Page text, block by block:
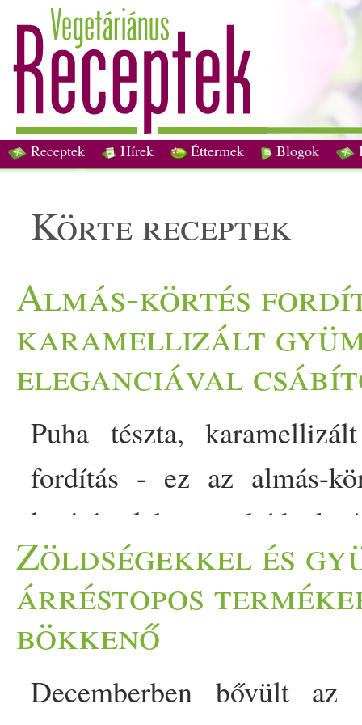
Receptek Hírek Éttermek Blogok
körte receptek
Almás-körtés
karamellizált
eleganciával
Puha tészta,
fordítás - ez az almás-
lezárása lehet az ebédnek.
az a fajta desszert, ami
gyümölcsök illatával
alma és a lédús
nemcsak harmonikus,
Zöldségekkel és
árréstopos
bökkenő
Decemberben bővült az